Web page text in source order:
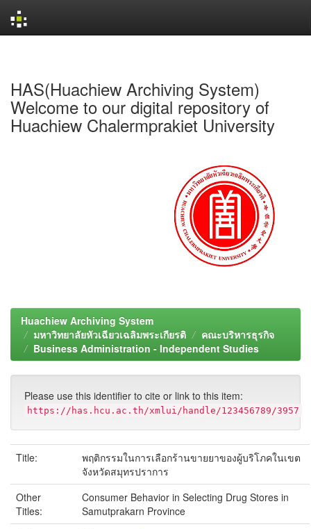
HAS(Huachiew Archiving System)
Welcome to our digital repository of
Huachiew Chalermprakiet University
Huachiew Archiving System
มหาวิทยาลัยหัวเฉียวเฉลิมพระเกียรติ
คณะบริหารธุรกิจ
Business Administration - Independent Studies
Please use this identifier to cite or link to this item:
https://has.hcu.ac.th/xmlui/handle/123456789/3957
Title:
พฤติกรรมในการเลือกร้านขายยาของผู้บริโภคในเขต
จังหวัดสมุทรปราการ
Other
Titles:
Consumer Behavior in Selecting Drug Stores in
Samutprakarn Province